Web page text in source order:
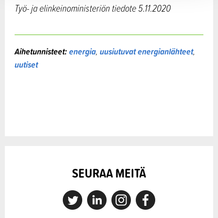
Työ- ja elinkeinoministeriön tiedote 5.11.2020
Aihetunnisteet:energia, uusiutuvat energianlähteet,
uutiset
SEURAA MEITÄ
X LinkedinInstagramFacebook